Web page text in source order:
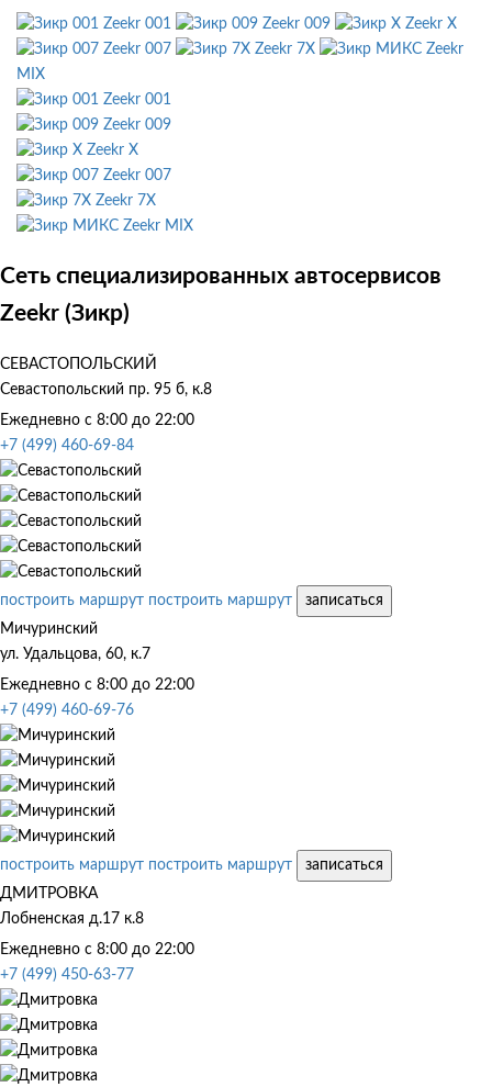
Zeekr 001 Zeekr 009
Zeekr X
Zeekr 007
Zeekr 7X
Zeekr
MIX
Zeekr 001
Zeekr 009
Zeekr X
Zeekr 007
Zeekr 7X
Zeekr MIX
Сеть специализированных автосервисов
Zeekr (Зикр)
СЕВАСТОПОЛЬСКИЙ
Севастопольский пр. 95 б, к.8
Ежедневно с 8:00 до 22:00
+7 (499) 460-69-84
построить маршрут построить маршрут
записаться
Мичуринский
ул. Удальцова, 60, к.7
Ежедневно с 8:00 до 22:00
+7 (499) 460-69-76
построить маршрут построить маршрут
записаться
ДМИТРОВКА
Лобненская д.17 к.8
Ежедневно с 8:00 до 22:00
+7 (499) 450-63-77